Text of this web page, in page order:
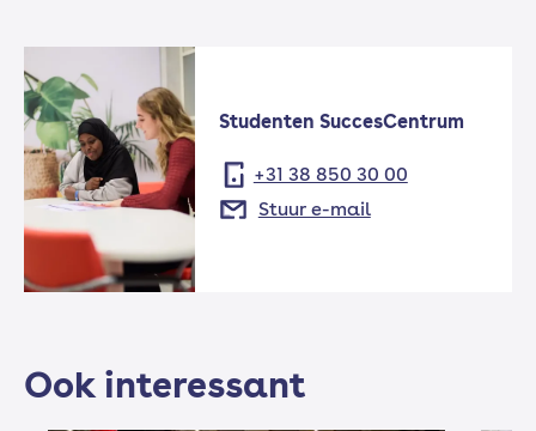
Studenten SuccesCentrum
+31 38 850 30 00
Stuur e-mail
Ook interessant